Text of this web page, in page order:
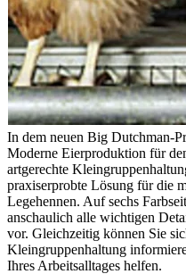
In dem neuen Big Dutchman-
Moderne Eierproduktion für
artgerechte
praxiserprobte Lösung für die
Legehennen. Auf sechs
anschaulich alle wichtigen
vor. Gleichzeitig können Sie
Kleingruppenhaltung
Ihres Arbeitsalltages helfen.